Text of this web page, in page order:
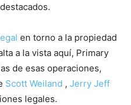
en torno a la propiedad
a la vista aquí, Primary
de esas operaciones,
Scott Weiland , Jerry Jeff
legales.